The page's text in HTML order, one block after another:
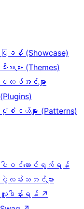
ပြခန်း (Showcase)
သီးမားများ (Themes)
ပလပ်အင်များ
(Plugins)
ပုံစံငယ်များ (Patterns)
ပါဝင်ဆောင်ရွက်ရန်
ပွဲလမ်းသဘင်များ
လှူဒါန်းရန် ↗